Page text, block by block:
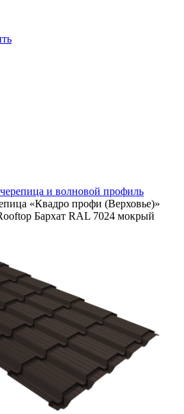
и волновой профиль
«Квадро профи (Верховье)»
Бархат RAL 7024 мокрый